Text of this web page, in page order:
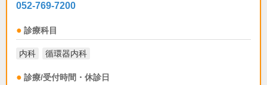
052-769-7200
診療科目
内科 循環器内科
診療/受付時間・休診日